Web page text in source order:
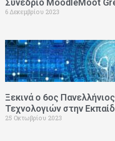
Συνέδριο MoodleMoot
6 Δεκεμβρίου 2023
Ξεκινά ο 6ος
Τεχνολογιών στην
25 Οκτωβρίου 2023